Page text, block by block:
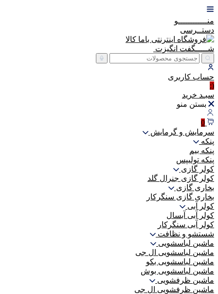
منــــــــــــو
دستــرسی
شـــــگفت انگیزت
حساب کاربری
(:
سبـد خرید
بستن منو
0
سرمایش و گرمایش
پنکه
پنکه بیم
پنکه تولیپس
کولر گازی
کولر گازی جنرال گلد
بخاری گازی
بخاری گازی سنگرکار
کولر آبی
کولر آبی آبسال
کولر آبی سنگرکار
شستشو و نظافت
ماشین لباسشویی
ماشین لباسشویی ال جی
ماشین لباسشویی بکو
ماشین لباسشویی بوش
ماشین ظرفشویی
ماشین ظرفشویی ال جی